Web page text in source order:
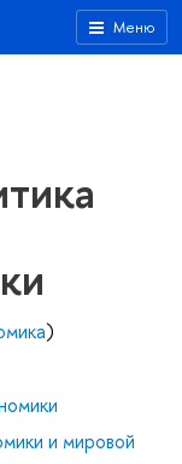
Меню
)
и мировой